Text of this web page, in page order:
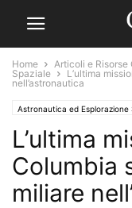
Home Articoli e Risorse
Spaziale
L’ultima
nell’astronautica
Astronautica ed Esplorazione
L’ultima
Columbia
miliare